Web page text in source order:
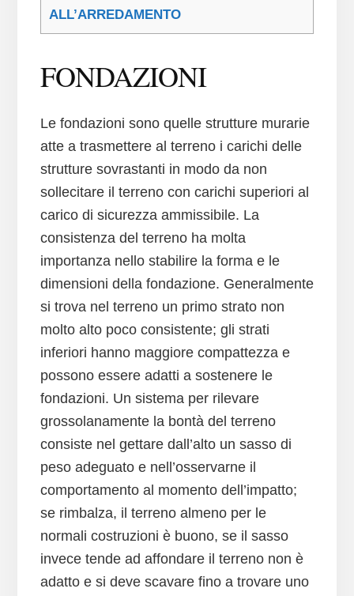
ALL’ARREDAMENTO
FONDAZIONI
Le fondazioni sono quelle strutture murarie
atte a trasmettere al terreno i carichi delle
strutture sovrastanti in modo da non
sollecitare il terreno con carichi superiori al
carico di sicurezza ammissibile. La
consistenza del terreno ha molta
importanza nello stabilire la forma e le
dimensioni della fondazione. Generalmente
si trova nel terreno un primo strato non
molto alto poco consistente; gli strati
inferiori hanno maggiore compattezza e
possono essere adatti a sostenere le
fondazioni. Un sistema per rilevare
grossolanamente la bontà del terreno
consiste nel gettare dall’alto un sasso di
peso adeguato e nell’osservarne il
comportamento al momento dell’impatto;
se rimbalza, il terreno almeno per le
normali costruzioni è buono, se il sasso
invece tende ad affondare il terreno non è
adatto e si deve scavare fino a trovare uno